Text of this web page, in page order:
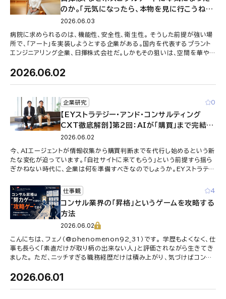
のか。「元気になったら、本物を見に行こうね」
──“会話が生まれる場”を設計するということ
【EDGE】
2026.06.03
病院に求められるのは、機能性、安全性、衛生性。 そうした前提が強い場
所で、「アート」を実装しようとする企業がある。国内を代表するプラント
エンジニアリング企業、日揮株式会社だ。しかもその狙いは、空間を華や
2026.06.02
企業研究 0
【EYストラテジー・アンド・コンサルティング
CXT徹底解剖】第2回：AIが「購買」まで完結す
る時代、企業は何を準備すべきか。CX経営が示
す答え
2026.06.02
今、AIエージェントが情報収集から購買判断までを代行し始めるという新
たな変化が迫っています。「自社サイトに来てもらう」という前提すら揺ら
ぎかねない時代に、企業は何を準備すべきなのでしょうか。EYストラテ
仕事観 4
コンサル業界の「昇格」というゲームを攻略する
方法
2026.06.02
こんにちは、フェノ（@phenomenon92_31）です。 学歴もよくなく、仕
事も長らく「素直だけが取り柄の出来ない人」と評価されながら生きてき
ました。 ただ、ニッチすぎる職務経歴だけは積み上がり、気づけばコンサ
2026.06.01